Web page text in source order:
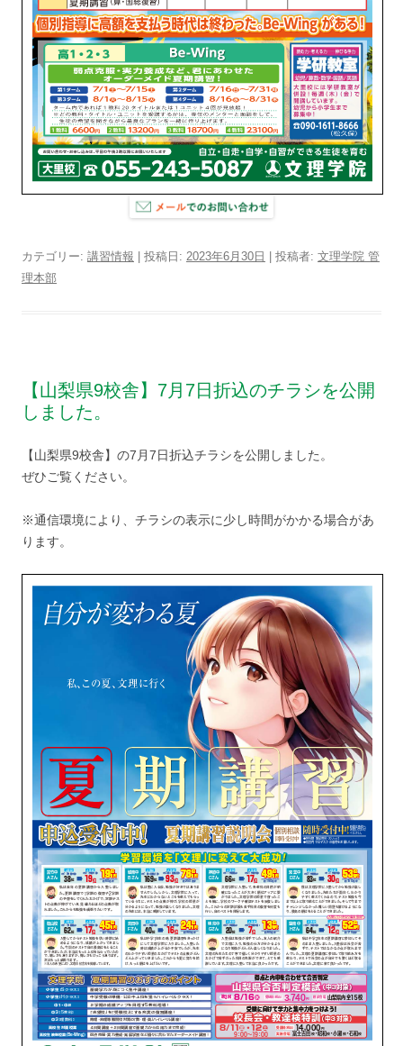
カテゴリー: 講習情報 | 投稿日: 2023年6月30日 投稿者: 文理学院 管
理本部
【山梨県9校舎】7月7日折込のチラシを公開
しました。
【山梨県9校舎】の7月7日折込チラシを公開しました。
ぜひご覧ください。
※通信環境により、チラシの表示に少し時間がかかる場合があ
ります。